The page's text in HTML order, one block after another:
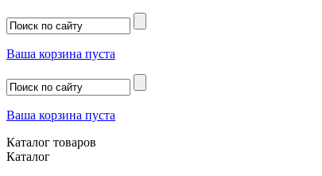
Ваша корзина пуста
Ваша корзина пуста
Каталог товаров
Каталог